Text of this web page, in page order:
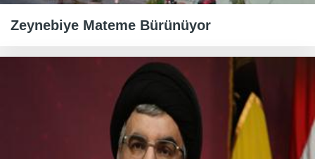
Zeynebiye Mateme Bürünüyor